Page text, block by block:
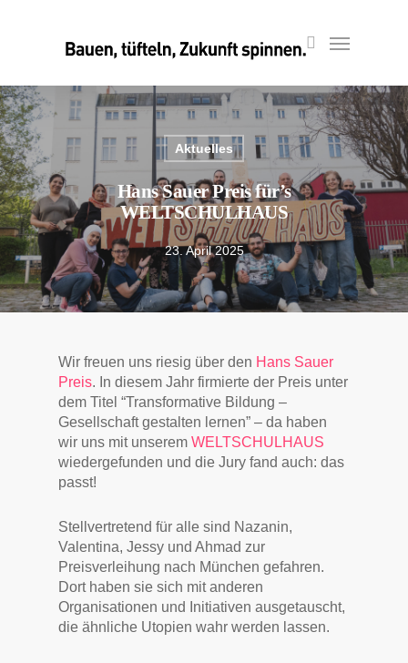
search
Menu
Aktuelles
Hans Sauer Preis für’s
WELTSCHULHAUS
23. April 2025
Wir freuen uns riesig über den Hans Sauer
Preis. In diesem Jahr firmierte der Preis unter
dem Titel “Transformative Bildung –
Gesellschaft gestalten lernen” – da haben
wir uns mit unseremWELTSCHULHAUS
wiedergefunden und die Jury fand auch: das
passt!
Stellvertretend für alle sind Nazanin,
Valentina, Jessy und Ahmad zur
Preisverleihung nach München gefahren.
Dort haben sie sich mit anderen
Organisationen und Initiativen ausgetauscht,
die ähnliche Utopien wahr werden lassen.